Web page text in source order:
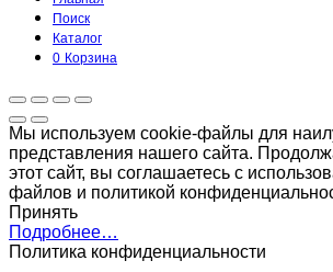
Поиск
Каталог
0 Корзина
Мы используем cookie-файлы для
представления нашего сайта.
этот сайт, вы соглашаетесь с
файлов и политикой
Принять
Подробнее…
Политика конфиденциальности